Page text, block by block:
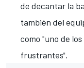
de decantar la
también del
como "uno de
frustrantes".